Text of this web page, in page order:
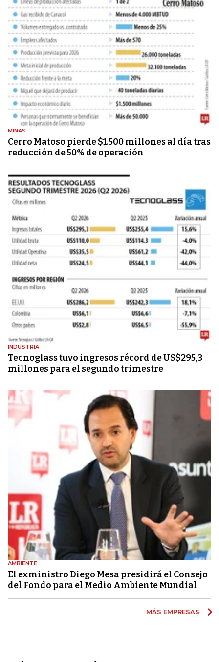
MINAS
Cerro Matoso pierde $1.500 millones al día tras
reducción de 50% de operación
INDUSTRIA
Tecnoglass tuvo ingresos récord de US$295,3
millones para el segundo trimestre
AMBIENTE
El exministro Diego Mesa presidirá el Consejo
del Fondo para el Medio Ambiente Mundial
MÁS EMPRESAS